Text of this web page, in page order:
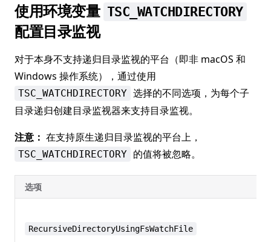
使用环境变量 TSC_WATCHDIRECTORY
配置目录监视
对于本身不支持递归目录监视的平台（即非 macOS 和
Windows 操作系统），通过使用
TSC_WATCHDIRECTORY 选择的不同选项，为每个子
目录递归创建目录监视器来支持目录监视。
注意： 在支持原生递归目录监视的平台上，
TSC_WATCHDIRECTORY 的值将被忽略。
选项
RecursiveDirectoryUsingFsWatchFile